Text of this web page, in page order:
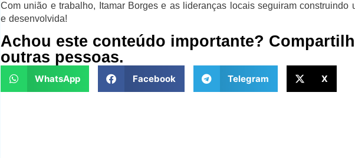
Com união e trabalho, Itamar Borges e as lideranças locais seguiram construindo
e desenvolvida!
Achou este conteúdo importante?
outras pessoas.
WhatsApp Facebook Telegram X